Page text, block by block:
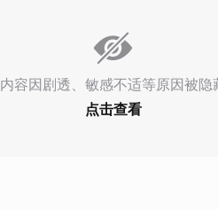
内容因剧透、敏感不适等原因被隐
点击查看